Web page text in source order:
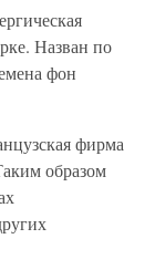
Назван по
фон
фирма
образом